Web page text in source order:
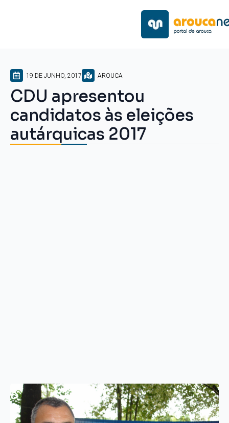
19 DE JUNHO, 2017 AROUCA
CDU apresentou
candidatos às eleições
autárquicas 2017